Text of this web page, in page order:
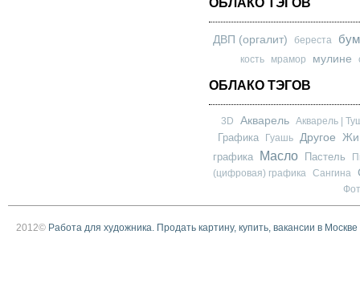
ДВП (оргалит) береста
кость мрамор мулине
ОБЛАКО ТЭГОВ
3D Акварель Акварель |
Графика Гуашь Другое
графика
Масло Пастель
(цифровая) графика
Сангина
2012© Работа для художника. Продать картину, купить, вакансии в Москве